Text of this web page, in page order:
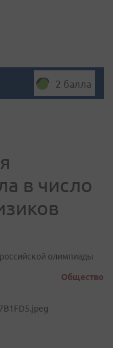
2 балла
в число
олимпиады
Общество